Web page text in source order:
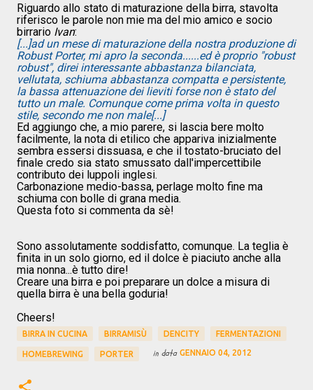
Riguardo allo stato di maturazione della birra, stavolta
riferisco le parole non mie ma del mio amico e socio
birrario Ivan:
[...]ad un mese di maturazione della nostra produzione di
Robust Porter, mi apro la seconda......ed è proprio "robust
robust", direi interessante abbastanza bilanciata,
vellutata, schiuma abbastanza compatta e persistente,
la bassa attenuazione dei lieviti forse non è stato del
tutto un male. Comunque come prima volta in questo
stile, secondo me non male[...]
Ed aggiungo che, a mio parere, si lascia bere molto
facilmente, la nota di etilico che appariva inizialmente
sembra essersi dissuasa, e che il tostato-bruciato del
finale credo sia stato smussato dall'impercettibile
contributo dei luppoli inglesi.
Carbonazione medio-bassa, perlage molto fine ma
schiuma con bolle di grana media.
Questa foto si commenta da sè!
Sono assolutamente soddisfatto, comunque. La teglia è
finita in un solo giorno, ed il dolce è piaciuto anche alla
mia nonna...è tutto dire!
Creare una birra e poi preparare un dolce a misura di
quella birra è una bella goduria!
Cheers!
BIRRA IN CUCINA BIRRAMISÙ DENCITY FERMENTAZIONI
HOMEBREWING PORTER in data GENNAIO 04, 2012